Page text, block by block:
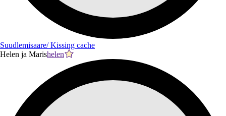
Suudlemisaare/ Kissing cache
Helen ja Marishelen